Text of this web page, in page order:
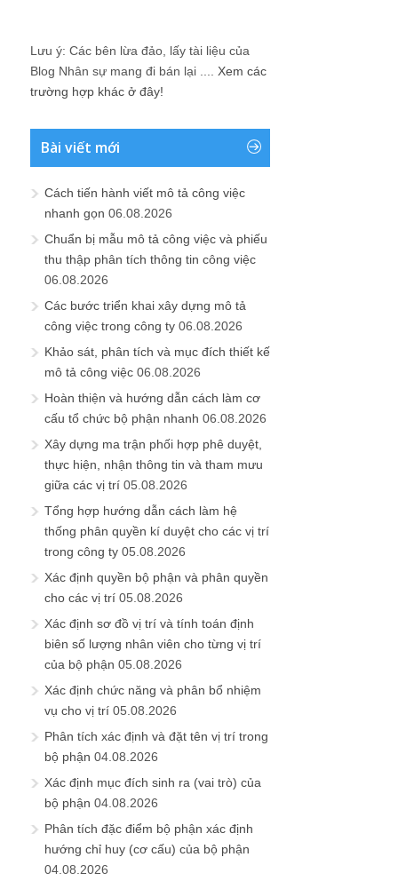
Lưu ý: Các bên lừa đảo, lấy tài liệu của
Blog Nhân sự mang đi bán lại .... Xem các
trường hợp khác ở đây!
Bài viết mới
Cách tiến hành viết mô tả công việc
nhanh gọn 06.08.2026
Chuẩn bị mẫu mô tả công việc và phiếu
thu thập phân tích thông tin công việc
06.08.2026
Các bước triển khai xây dựng mô tả
công việc trong công ty 06.08.2026
Khảo sát, phân tích và mục đích thiết kế
mô tả công việc 06.08.2026
Hoàn thiện và hướng dẫn cách làm cơ
cấu tổ chức bộ phận nhanh 06.08.2026
Xây dựng ma trận phối hợp phê duyệt,
thực hiện, nhận thông tin và tham mưu
giữa các vị trí 05.08.2026
Tổng hợp hướng dẫn cách làm hệ
thống phân quyền kí duyệt cho các vị trí
trong công ty 05.08.2026
Xác định quyền bộ phận và phân quyền
cho các vị trí 05.08.2026
Xác định sơ đồ vị trí và tính toán định
biên số lượng nhân viên cho từng vị trí
của bộ phận 05.08.2026
Xác định chức năng và phân bổ nhiệm
vụ cho vị trí 05.08.2026
Phân tích xác định và đặt tên vị trí trong
bộ phận 04.08.2026
Xác định mục đích sinh ra (vai trò) của
bộ phận 04.08.2026
Phân tích đặc điểm bộ phận xác định
hướng chỉ huy (cơ cấu) của bộ phận
04.08.2026